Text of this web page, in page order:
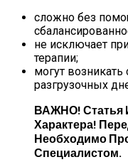
сложно без
не исключает
терапии;
могут
разгрузочных
ВАЖНО! Статья
Характера!
Необходимо
Специалистом.